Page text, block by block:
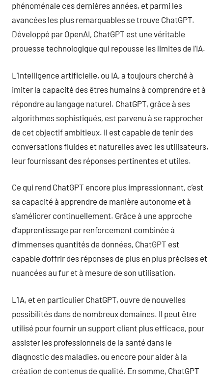
phénoménale ces dernières années, et parmi les
avancées les plus remarquables se trouve ChatGPT.
Développé par OpenAI, ChatGPT est une véritable
prouesse technologique qui repousse les limites de l’IA.
L’intelligence artificielle, ou IA, a toujours cherché à
imiter la capacité des êtres humains à comprendre et à
répondre au langage naturel. ChatGPT, grâce à ses
algorithmes sophistiqués, est parvenu à se rapprocher
de cet objectif ambitieux. Il est capable de tenir des
conversations fluides et naturelles avec les utilisateurs,
leur fournissant des réponses pertinentes et utiles.
Ce qui rend ChatGPT encore plus impressionnant, c’est
sa capacité à apprendre de manière autonome et à
s’améliorer continuellement. Grâce à une approche
d’apprentissage par renforcement combinée à
d’immenses quantités de données, ChatGPT est
capable d’offrir des réponses de plus en plus précises et
nuancées au fur et à mesure de son utilisation.
L’IA, et en particulier ChatGPT, ouvre de nouvelles
possibilités dans de nombreux domaines. Il peut être
utilisé pour fournir un support client plus efficace, pour
assister les professionnels de la santé dans le
diagnostic des maladies, ou encore pour aider à la
création de contenus de qualité. En somme, ChatGPT